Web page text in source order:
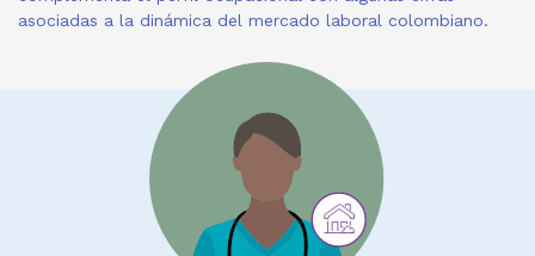
asociadas a la dinámica del mercado laboral colombiano.